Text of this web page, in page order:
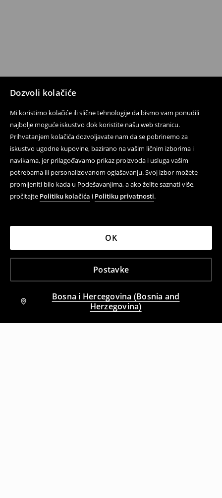
Dozvoli kolačiće
Mi koristimo kolačiće ili slične tehnologije da bismo vam ponudili
najbolje moguće iskustvo dok koristite našu web stranicu.
Prihvatanjem kolačića dozvoljavate nam da se pobrinemo za
iskustvo ugodne kupovine, bazirano na vašim ličnim izborima i
navikama, jer prilagođavamo prikaz proizvoda i usluga vašim
potrebama ili personalizovanom oglašavanju. Svoj izbor možete
promijeniti bilo kada u Podešavanjima, a ako želite saznati više,
pročitajte Politiku kolačića i Politiku privatnosti.
Postavke
OK
Bosna i Hercegovina (Bosnia and
Herzegovina)